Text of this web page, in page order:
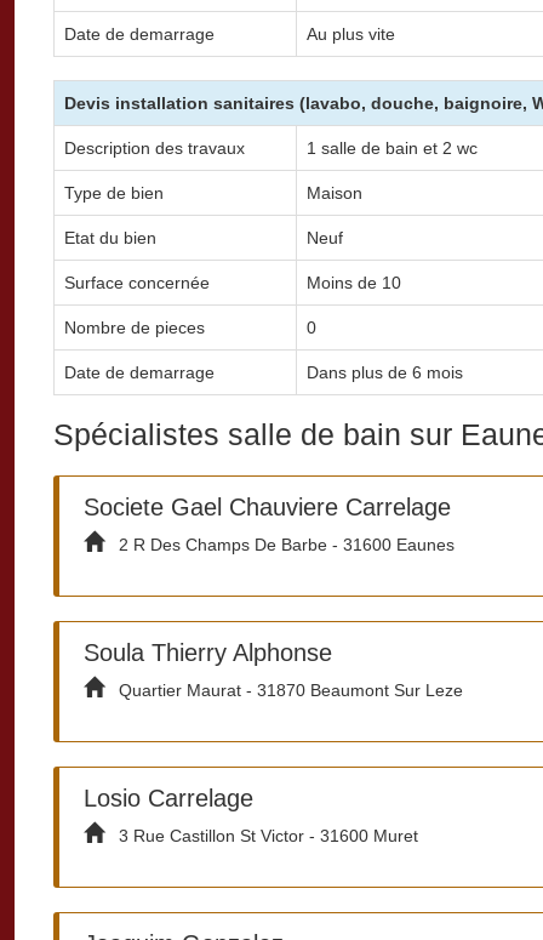
Date de demarrage Au plus vite
Devis installation sanitaires (lavabo, douche, baignoire,
Description des travaux 1 salle de bain et 2 wc
Type de bien Maison
Etat du bien Neuf
Surface concernée Moins de 10
Nombre de pieces 0
Date de demarrage Dans plus de 6 mois
Spécialistes salle de bain sur
Societe Gael Chauviere Carrelage
2 R Des Champs De Barbe - 31600 Eaunes
Soula Thierry Alphonse
Quartier Maurat - 31870 Beaumont Sur Leze
Losio Carrelage
3 Rue Castillon St Victor - 31600 Muret